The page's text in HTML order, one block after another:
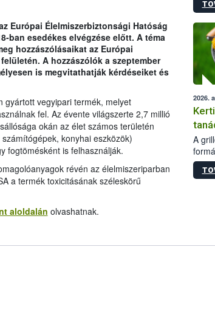
Európai Élelmiszerbiztonsági Hatóság
ban esedékes elvégzése előtt. A téma
hozzászólásaikat az Európai
A hozzászólók a szeptember
is megvitathatják kérdéseiket és
gyártott vegyipari termék, melyet
fel. Az évente világszerte 2,7 millió
okán az élet számos területén
konyhai eszközök)
fogtömésként is felhasználják.
révén az élelmiszeriparban
a termék toxicitásának széleskörű
aloldalán olvashatnak.
Az
2026.
A